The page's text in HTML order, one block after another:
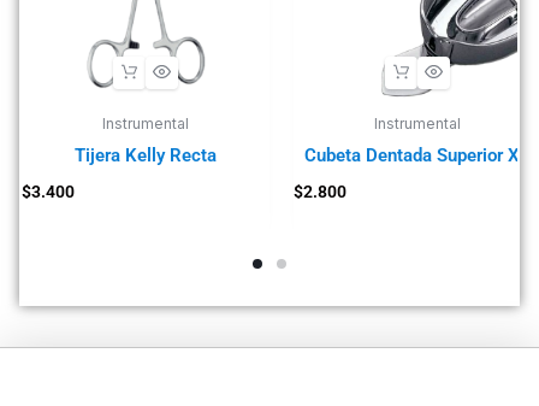
Instrumental
Tijera Kelly Recta
$3.400
Instrumental
Cubeta Dentada Superior XS
$2.800